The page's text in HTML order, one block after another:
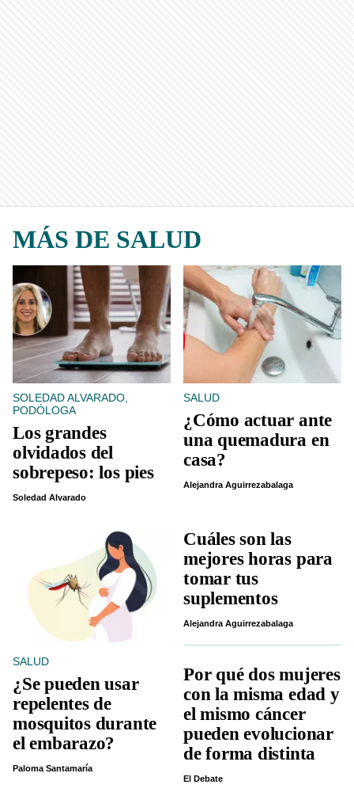
MÁS DE SALUD
SOLEDAD ALVARADO,
PODÓLOGA
Los grandes
olvidados del
sobrepeso: los pies
Soledad Alvarado
SALUD
¿Cómo actuar ante
una quemadura en
casa?
Alejandra Aguirrezabalaga
SALUD
¿Se pueden usar
repelentes de
mosquitos durante
el embarazo?
Paloma Santamaría
Cuáles son las
mejores horas para
tomar tus
suplementos
Alejandra Aguirrezabalaga
Por qué dos mujeres
con la misma edad y
el mismo cáncer
pueden evolucionar
de forma distinta
El Debate